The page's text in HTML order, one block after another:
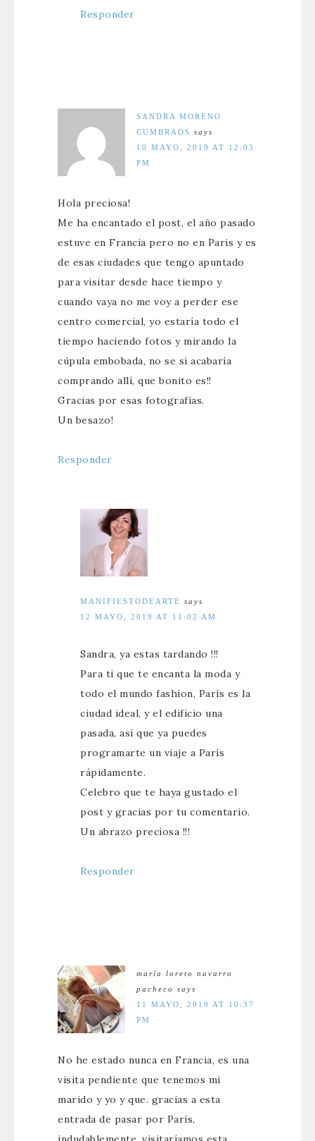
Responder
SANDRA MORENO
CUMBRAOS says
10 MAYO, 2019 AT 12:03
PM
Hola preciosa!
Me ha encantado el post, el año pasado
estuve en Francia pero no en Paris y es
de esas ciudades que tengo apuntado
para visitar desde hace tiempo y
cuando vaya no me voy a perder ese
centro comercial, yo estaría todo el
tiempo haciendo fotos y mirando la
cúpula embobada, no se si acabaría
comprando allí, que bonito es!!
Gracias por esas fotografías.
Un besazo!
Responder
MANIFIESTODEARTE
says
12 MAYO, 2019 AT 11:02 AM
Sandra, ya estas tardando !!!
Para ti que te encanta la moda y
todo el mundo fashion, París es la
ciudad ideal, y el edificio una
pasada, así que ya puedes
programarte un viaje a París
rápidamente.
Celebro que te haya gustado el
post y gracias por tu comentario.
Un abrazo preciosa !!!
Responder
maría loreto navarro
pacheco
says
11 MAYO, 2019 AT 10:37
PM
No he estado nunca en Francia, es una
visita pendiente que tenemos mi
marido y yo y que. gracias a esta
entrada de pasar por París,